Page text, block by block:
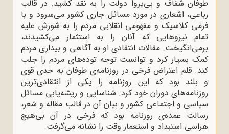
طوفان شفاف و بی‌پروا دولت را به نقد کشید. در قالب
رباعی، اشعاری در مورد مسائل جاری کشور می‌سرود و با
فرمی کلاسیک و مفهومی انقلابی مردم را به شورش علیه
تمام نیروهایی که آنان را به استثمار می‌کشیدند،
برمی‌انگیخت. مقالات انتقادی او به آگاهی و بیداری مردم
کمک بسیار کرد و توانست توجه توده‌های مردم را جلب
کند. قلم اعتراض فرخی در روزنامه‌ی طوفان به حدی قوی
و بلند بود که این روزنامه را یکی از انتقادی‌ترین
روزنامه‌های دوران خود کرد. شناسایی و ریشه‌یابی مسائل
سیاسی و اجتماعی کشور و بیان آن در قالب مقاله و شعر،
رسالت عمده‌ی روزنامه بود که فرخی در آن بی‌هیچ
هراسی استبداد و استعمار وقت را نشانه می‌گرفت.